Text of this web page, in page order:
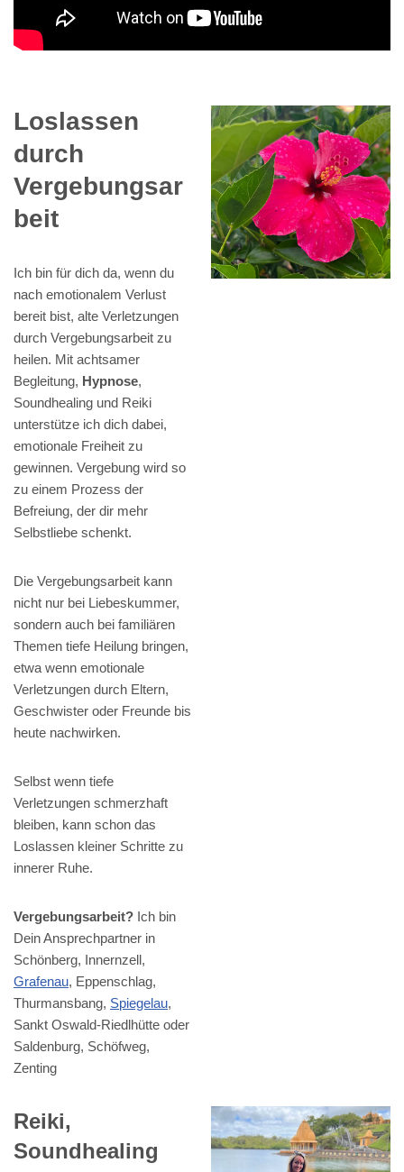
Loslassen
durch
Vergebungsar
beit
Ich bin für dich da, wenn du
nach emotionalem Verlust
bereit bist, alte Verletzungen
durch Vergebungsarbeit zu
heilen. Mit achtsamer
Begleitung, Hypnose,
Soundhealing und Reiki
unterstütze ich dich dabei,
emotionale Freiheit zu
gewinnen. Vergebung wird so
zu einem Prozess der
Befreiung, der dir mehr
Selbstliebe schenkt.
Die Vergebungsarbeit kann
nicht nur bei Liebeskummer,
sondern auch bei familiären
Themen tiefe Heilung bringen,
etwa wenn emotionale
Verletzungen durch Eltern,
Geschwister oder Freunde bis
heute nachwirken.
Selbst wenn tiefe
Verletzungen schmerzhaft
bleiben, kann schon das
Loslassen kleiner Schritte zu
innerer Ruhe.
Vergebungsarbeit? Ich bin
Dein Ansprechpartner in
Schönberg, Innernzell,
Grafenau, Eppenschlag,
Thurmansbang, Spiegelau,
Sankt Oswald-Riedlhütte oder
Saldenburg, Schöfweg,
Zenting
Reiki,
Soundhealing